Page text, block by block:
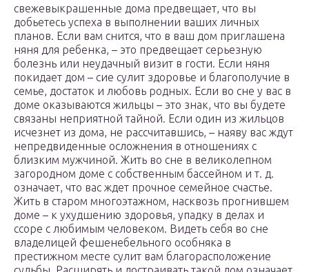
свежевыкрашенные дома предвещает, что вы
добьетесь успеха в выполнении ваших личных
планов. Если вам снится, что в ваш дом приглашена
няня для ребенка, – это предвещает серьезную
болезнь или неудачный визит в гости. Если няня
покидает дом – сие сулит здоровье и благополучие в
семье, достаток и любовь родных. Если во сне у вас в
доме оказываются жильцы – это знак, что вы будете
связаны неприятной тайной. Если один из жильцов
исчезнет из дома, не рассчитавшись, – наяву вас ждут
непредвиденные осложнения в отношениях с
близким мужчиной. Жить во сне в великолепном
загородном доме с собственным бассейном и т. д.
означает, что вас ждет прочное семейное счастье.
Жить в старом многоэтажном, насквозь прогнившем
доме – к ухудшению здоровья, упадку в делах и
ссоре с любимым человеком. Видеть себя во сне
владелицей фешенебельного особняка в
престижном месте сулит вам благорасположение